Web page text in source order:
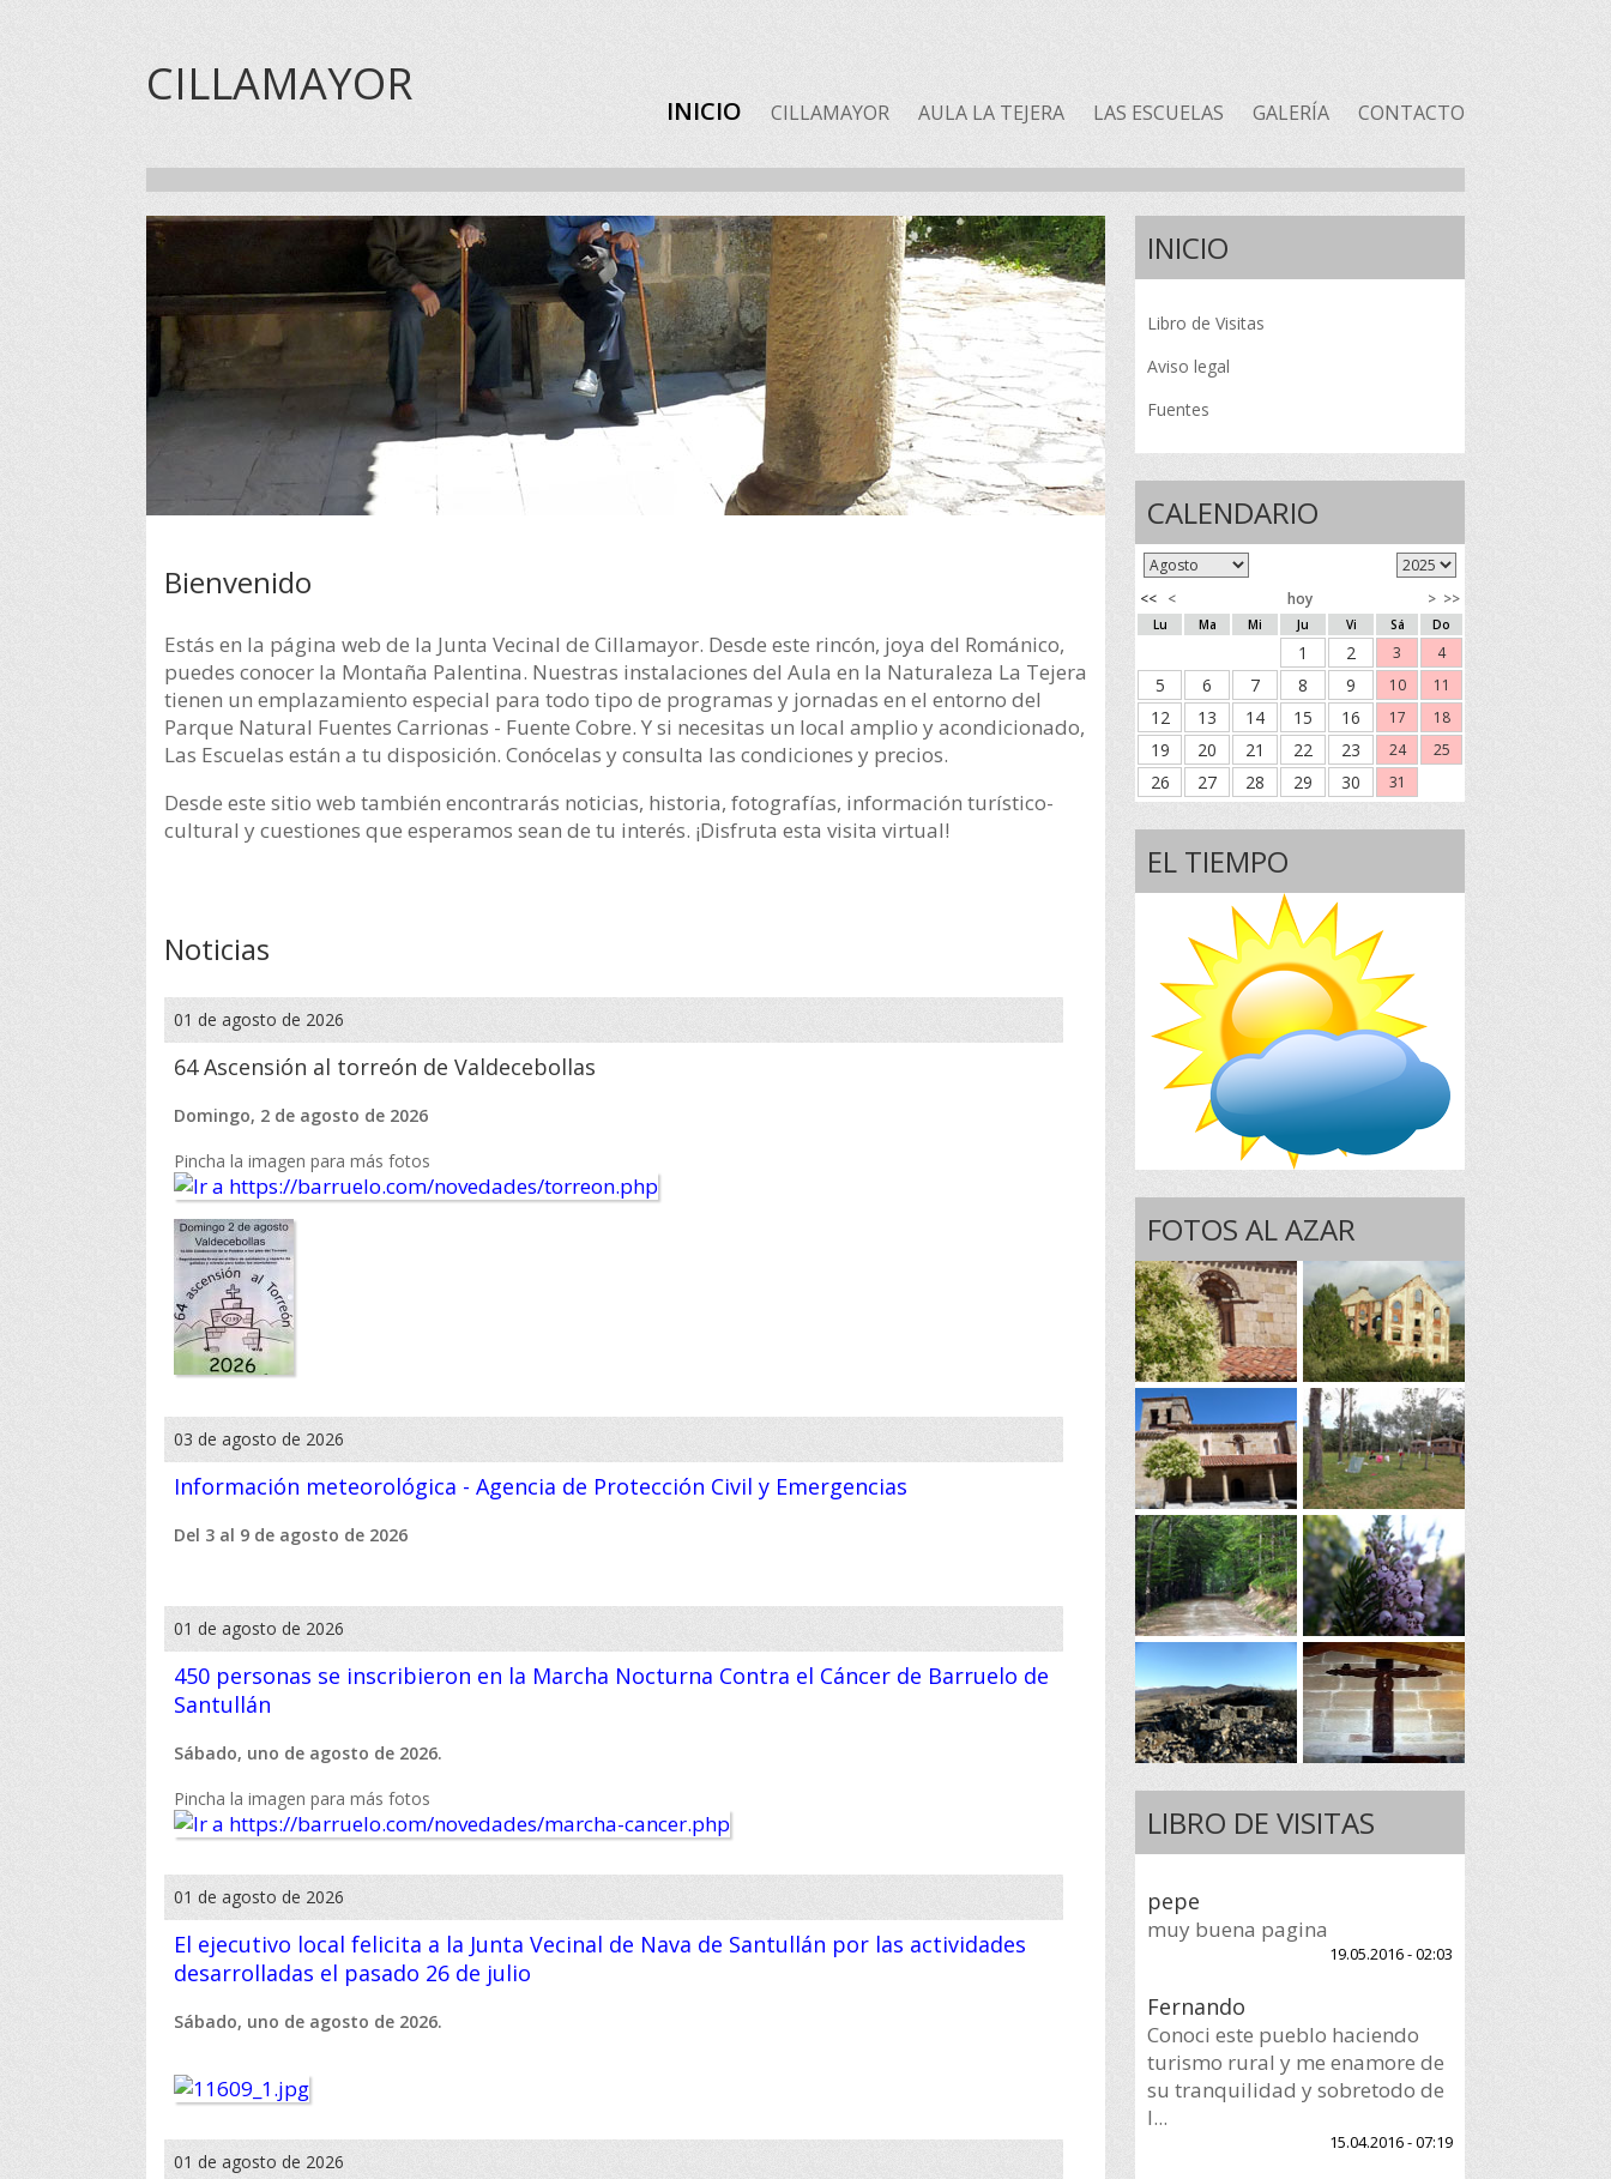
CILLAMAYOR INICIO CILLAMAYOR AULA LA TEJERA LAS ESCUELAS GALERÍA CONTACTO
Bienvenido
Estás en la página web de la Junta Vecinal de Cillamayor. Desde este rincón, joya del Románico,
puedes conocer la Montaña Palentina. Nuestras instalaciones del Aula en la Naturaleza La Tejera
tienen un emplazamiento especial para todo tipo de programas y jornadas en el entorno del
Parque Natural Fuentes Carrionas - Fuente Cobre. Y si necesitas un local amplio y acondicionado,
Las Escuelas están a tu disposición. Conócelas y consulta las condiciones y precios.
Desde este sitio web también encontrarás noticias, historia, fotografías, información turístico-
cultural y cuestiones que esperamos sean de tu interés. ¡Disfruta esta visita virtual!
Noticias
01 de agosto de 2026
64 Ascensión al torreón de Valdecebollas
Domingo, 2 de agosto de 2026
Pincha la imagen para más fotos
03 de agosto de 2026
Información meteorológica - Agencia de Protección Civil y Emergencias
Del 3 al 9 de agosto de 2026
01 de agosto de 2026
450 personas se inscribieron en la Marcha Nocturna Contra el Cáncer de Barruelo de
Santullán
Sábado, uno de agosto de 2026.
Pincha la imagen para más fotos
01 de agosto de 2026
El ejecutivo local felicita a la Junta Vecinal de Nava de Santullán por las actividades
desarrolladas el pasado 26 de julio
Sábado, uno de agosto de 2026.
01 de agosto de 2026
INICIO
Libro de Visitas
Aviso legal
Fuentes
CALENDARIO
<< < hoy > >>
Lu Ma Mi Ju Vi Sá Do
1 2 3 4
5 6 7 8 9 10 11
12 13 14 15 16 17 18
19 20 21 22 23 24 25
26 27 28 29 30 31
EL TIEMPO
FOTOS AL AZAR
LIBRO DE VISITAS
pepe
muy buena pagina
19.05.2016 - 02:03
Fernando
Conoci este pueblo haciendo
turismo rural y me enamore de
su tranquilidad y sobretodo de
l...
15.04.2016 - 07:19